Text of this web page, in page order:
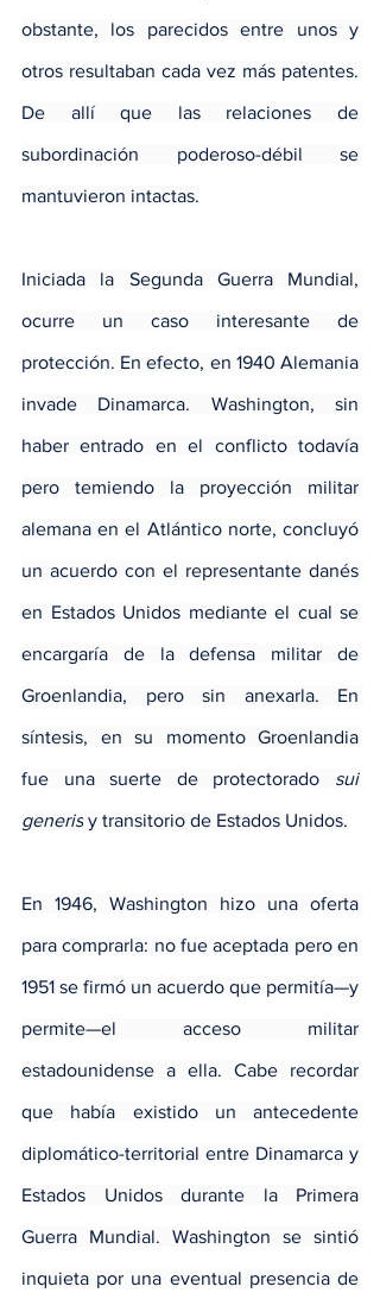
obstante, los parecidos entre unos y
otros resultaban cada vez más patentes.
De allí que las relaciones de
subordinación poderoso-débil se
mantuvieron intactas.
Iniciada la Segunda Guerra Mundial,
ocurre un caso interesante de
protección. En efecto, en 1940 Alemania
invade Dinamarca. Washington, sin
haber entrado en el conflicto todavía
pero temiendo la proyección militar
alemana en el Atlántico norte, concluyó
un acuerdo con el representante danés
en Estados Unidos mediante el cual se
encargaría de la defensa militar de
Groenlandia, pero sin anexarla. En
síntesis, en su momento Groenlandia
fue una suerte de protectorado sui
generis y transitorio de Estados Unidos.
En 1946, Washington hizo una oferta
para comprarla: no fue aceptada pero en
1951 se firmó un acuerdo que permitía—y
permite—el acceso militar
estadounidense a ella. Cabe recordar
que había existido un antecedente
diplomático-territorial entre Dinamarca y
Estados Unidos durante la Primera
Guerra Mundial. Washington se sintió
inquieta por una eventual presencia de